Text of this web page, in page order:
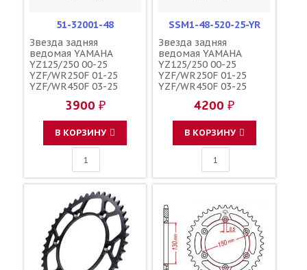
51-32001-48
Звезда задняя
ведомая YAMAHA
YZ125/250 00-25
YZF/WR250F 01-25
YZF/WR450F 03-25
зубов 48 / ESJOT
JTR251 1-3592-48 17D-
25448-50-00 5GS-
3900 ₽
В КОРЗИНУ
SSM1-48-520-25-YR
Звезда задняя
ведомая YAMAHA
YZ125/250 00-25
YZF/WR250F 01-25
YZF/WR450F 03-25
зубов 48 / MRP JTR251
1-3592-48
4200 ₽
В КОРЗИНУ